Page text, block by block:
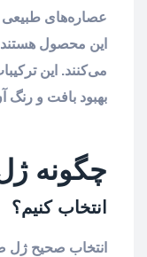
عصاره‌های طبیعی
این محصول
می‌کنند. این
بهبود بافت و رنگ
چگونه
انتخاب کنیم؟
انتخاب صحیح ژل